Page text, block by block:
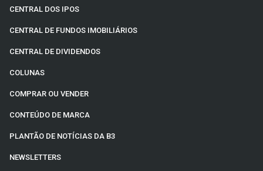
CENTRAL DOS IPOS
CENTRAL DE FUNDOS IMOBILIÁRIOS
CENTRAL DE DIVIDENDOS
COLUNAS
COMPRAR OU VENDER
CONTEÚDO DE MARCA
PLANTÃO DE NOTÍCIAS DA B3
NEWSLETTERS